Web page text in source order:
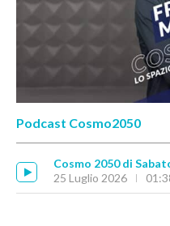
Podcast Cosmo2050
Cosmo 2050 di
25 Luglio 2026